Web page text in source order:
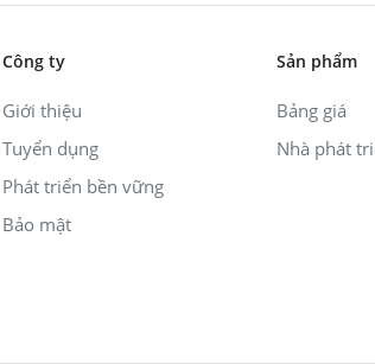
Công ty
Giới thiệu
Tuyển dụng
Phát triển bền vững
Bảo mật
Sản phẩm
Bảng giá
Nhà phát